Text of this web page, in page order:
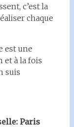
c’est la
chaque
est une
et à la fois
suis
Paris